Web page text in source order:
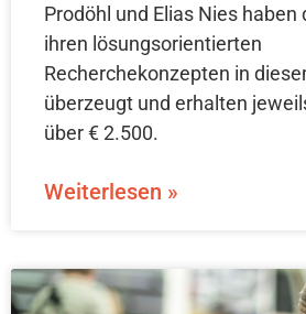
Prodöhl und Elias Nies haben
ihren lösungsorientierten
Recherchekonzepten in
überzeugt und erhalten
über € 2.500.
Weiterlesen »